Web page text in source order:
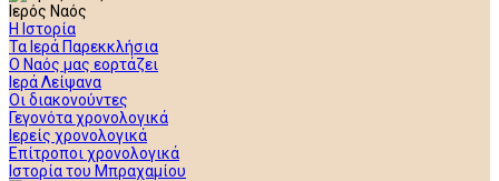
Ιερός Ναός
Η Ιστορία
Τα Ιερά Παρεκκλήσια
Ο Ναός μας εορτάζει
Ιερά Λείψανα
Οι διακονούντες
Γεγονότα χρονολογικά
Ιερείς χρονολογικά
Επίτροποι χρονολογικά
Ιστορία του Μπραχαμίου